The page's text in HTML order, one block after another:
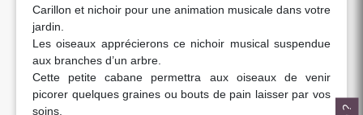
Carillon et nichoir pour une animation musicale dans votre
jardin.
Les oiseaux apprécierons ce nichoir musical suspendue
aux branches d’un arbre.
Cette petite cabane permettra aux oiseaux de venir
picorer quelques graines ou bouts de pain laisser par vos
soins.